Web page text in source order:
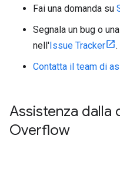
Fai una domanda su
Segnala un bug o
nell'Issue Tracker
.
Contatta il team di
Assistenza dalla
Overflow